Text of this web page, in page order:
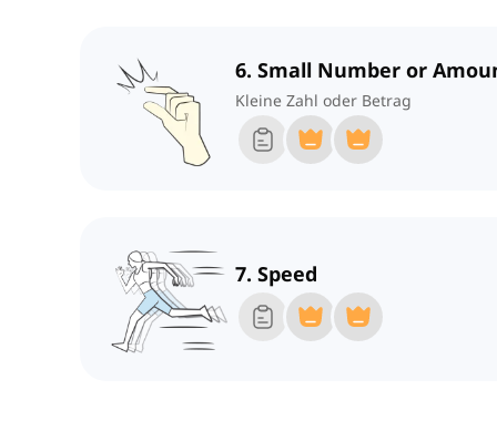
6. Small Number or
Kleine Zahl oder Betrag
7. Speed